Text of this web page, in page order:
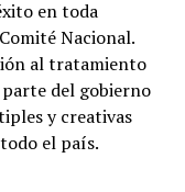
en toda
Nacional.
al tratamiento
del gobierno
y creativas
el país.